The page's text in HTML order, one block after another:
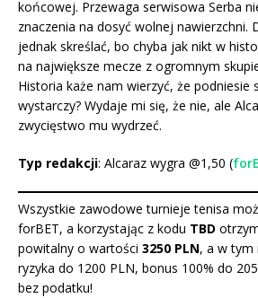
końcowej. Przewaga serwisowa Serba
znaczenia na dosyć wolnej nawierzchni.
jednak skreślać, bo chyba jak nikt w
na największe mecze z ogromnym
Historia każe nam wierzyć, że podniesie
wystarczy? Wydaje mi się, że nie, ale
zwycięstwo mu wydrzeć.
Typ redakcji: Alcaraz wygra @1,50 (
Wszystkie zawodowe turnieje tenisa
forBET, a korzystając z kodu TBD
powitalny o wartości 3250 PLN, a w tym
ryzyka do 1200 PLN, bonus 100% do
bez podatku!